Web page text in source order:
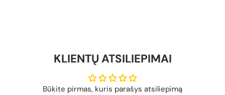
KLIENTŲ ATSILIEPIMAI
Būkite pirmas, kuris parašys atsiliepimą